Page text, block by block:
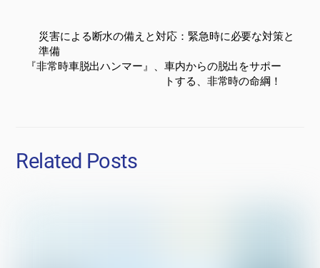
災害による断水の備えと対応：緊急時に必要な対策と
準備
『非常時車脱出ハンマー』、車内からの脱出をサポー
トする、非常時の命綱！
Related Posts